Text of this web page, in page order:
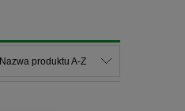
Nazwa produktu A-Z